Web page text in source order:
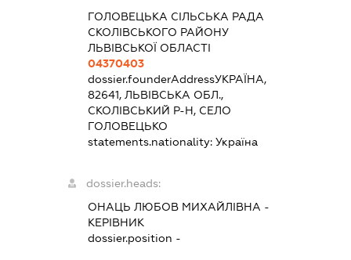
ГОЛОВЕЦЬКА СІЛЬСЬКА РАДА
СКОЛІВСЬКОГО РАЙОНУ
ЛЬВІВСЬКОЇ ОБЛАСТІ
04370403
dossier.founderAddressУКРАЇНА,
82641, ЛЬВІВСЬКА ОБЛ.,
СКОЛІВСЬКИЙ Р-Н, СЕЛО
ГОЛОВЕЦЬКО
statements.nationality: Україна
dossier.heads:
ОНАЦЬ ЛЮБОВ МИХАЙЛІВНА -
КЕРІВНИК
dossier.position -